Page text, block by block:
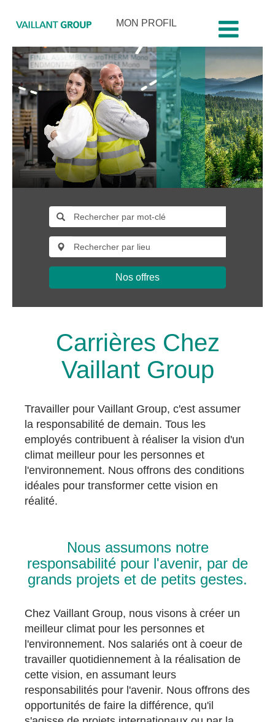
MON PROFIL
Nos offres
Carrières Chez
Vaillant Group
Travailler pour Vaillant Group, c'est assumer
la responsabilité de demain. Tous les
employés contribuent à réaliser la vision d'un
climat meilleur pour les personnes et
l'environnement. Nous offrons des conditions
idéales pour transformer cette vision en
réalité.
Nous assumons notre
responsabilité pour l'avenir, par de
grands projets et de petits gestes.
Chez Vaillant Group, nous visons à créer un
meilleur climat pour les personnes et
l'environnement. Nos salariés ont à coeur de
travailler quotidiennement à la réalisation de
cette vision, en assumant leurs
responsabilités pour l'avenir. Nous offrons des
opportunités de faire la différence, qu'il